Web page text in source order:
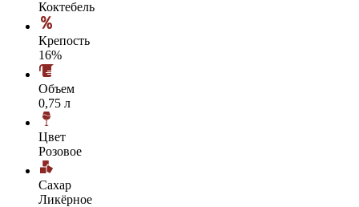
Коктебель
Крепость
16%
Объем
0,75 л
Цвет
Розовое
Сахар
Ликёрное